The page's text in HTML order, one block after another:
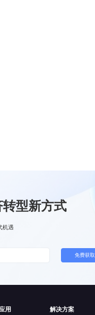
型新方式
机遇
免费获取
用 解决方案